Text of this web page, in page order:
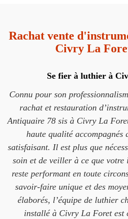
Rachat vente
Civry La
Se fier à luthier à
Connu pour son
rachat et restauration
Antiquaire 78 sis à Civry La
haute qualité accompagnés
satisfaisant. Il est plus que
soin et de veiller à ce que votre
reste performant en toute
savoir-faire unique et des
élaborés, l’équipe de luthier
installé à Civry La Foret est